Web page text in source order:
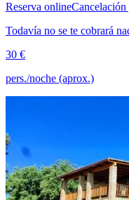
Reserva onlineCancelación
Todavía no se te cobrará
30 €
pers./noche (aprox.)